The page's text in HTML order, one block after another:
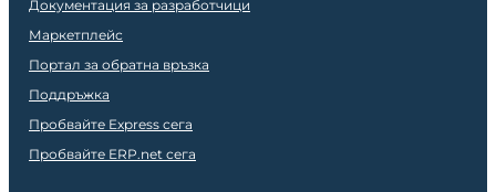
Документация за разработчици
Маркетплейс
Портал за обратна връзка
Поддръжка
Пробвайте Express сега
Пробвайте ERP.net сега